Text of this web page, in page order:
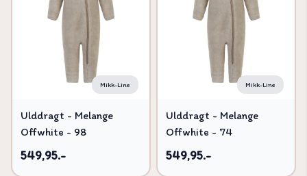
Mikk-Line
Ulddragt - Melange
Offwhite - 98
549,95.-
Mikk-Line
Ulddragt - Melange
Offwhite - 74
549,95.-